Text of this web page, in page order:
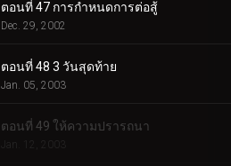
ตอนที่ 47 การกำหนดการต่อสู้
Dec. 29, 2002
ตอนที่ 48 3 วันสุดท้าย
Jan. 05, 2003
ตอนที่ 49 ให้ความปรารถนา
Jan. 12, 2003